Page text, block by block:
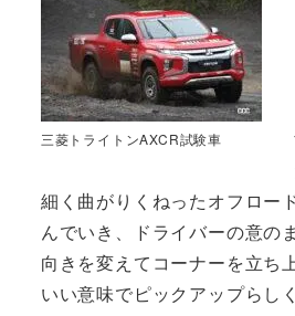
三菱トライトンAXCR試験車
細く曲がりくねったオフロー
んでいき、ドライバーの意の
向きを変えてコーナーを立ち
いい意味でピックアップらし